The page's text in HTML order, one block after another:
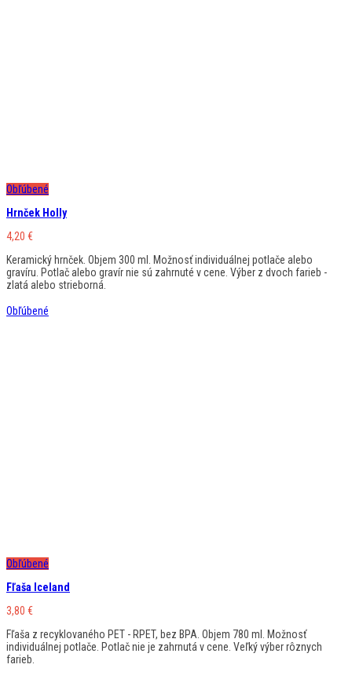
Obľúbené
Hrnček Holly
4,20 €
Keramický hrnček. Objem 300 ml. Možnosť individuálnej potlače alebo
gravíru. Potlač alebo gravír nie sú zahrnuté v cene. Výber z dvoch farieb -
zlatá alebo strieborná.
Obľúbené
Obľúbené
Fľaša Iceland
3,80 €
Fľaša z recyklovaného PET - RPET, bez BPA. Objem 780 ml. Možnosť
individuálnej potlače. Potlač nie je zahrnutá v cene. Veľký výber rôznych
farieb.